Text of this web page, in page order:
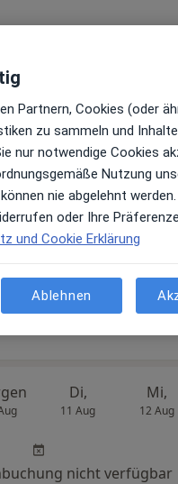
Di,
11 Aug
Mi,
12 Aug
nicht verfügbar
anzeigen
Di,
11 Aug
Mi,
12 Aug
nicht verfügbar
Partnern, Cookies (oder
zu sammeln und
nur notwendige Cookies
Nutzung
nie abgelehnt werden.
oder Ihre
und Cookie Erklärung
Ablehnen